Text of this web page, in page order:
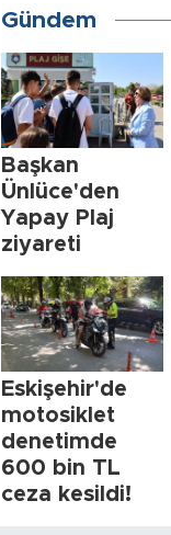
Gündem
Başkan
Ünlüce'den
Yapay Plaj
ziyareti
Eskişehir'de
motosiklet
denetimde
600 bin TL
ceza kesildi!